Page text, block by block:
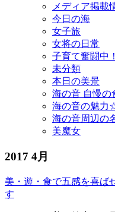
メディア掲載
今日の海
女子旅
女将の日常
子育て奮闘中！
未分類
本日の美景
海の音 自慢の
海の音の魅力
海の音周辺の
美魔女
2017 4月
美・遊・食で五感を喜ば
す